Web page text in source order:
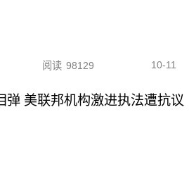
阅读 98129 10-11
弹 美联邦机构激进执法遭抗议